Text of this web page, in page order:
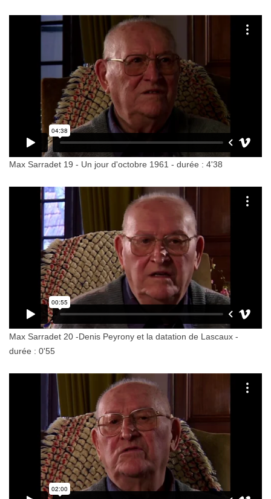
Max Sarradet 19 - Un jour d'octobre 1961 - durée : 4'38
Max Sarradet 20 -Denis Peyrony et la datation de Lascaux -
durée : 0'55